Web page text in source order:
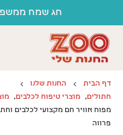
חג שמח
דף הבית
החנות שלנו
חתולים, מוצרי טיפוח לכלבים,
פרווה